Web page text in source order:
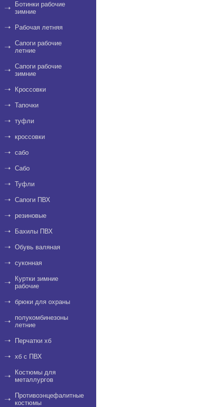
Ботинки рабочие
зимние
Рабочая летняя
Сапоги рабочие
летние
Сапоги рабочие
зимние
Кроссовки
Тапочки
туфли
кроссовки
сабо
Сабо
Туфли
Сапоги ПВХ
резиновые
Бахилы ПВХ
Обувь валяная
суконная
Куртки зимние
рабочие
брюки для охраны
полукомбинезоны
летние
Перчатки хб
хб с ПВХ
Костюмы для
металлургов
Противоэнцефалитные
костюмы